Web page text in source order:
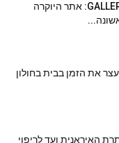
סופר-פארם משיקה את GALLERY: אתר היוקרה
את הזמן בבית בחולון
האיראנית ועד לריפוי